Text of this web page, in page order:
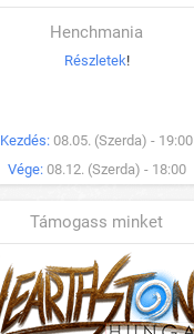
Henchmania
Részletek!
Kezdés: 08.05. (Szerda) - 19:00
Vége: 08.12. (Szerda) - 18:00
Támogass minket